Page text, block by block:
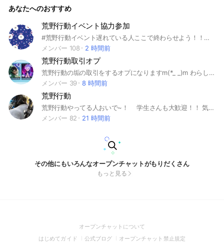
あなたへのおすすめ
荒野行動イベント協力参加
#荒野行動イベント遅れている人ここで終わらせよう！！の会🎂
メンバー 108
2 時間前
荒野行動取引オプ
荒野行動の垢の取引をするオプになりますm(*_ _)m わらしべなど色々可能です！皆でここが一番の詐欺なしオプにしましょう！詐欺りそうな態度や言葉が出てきた場合即蹴り、再参加禁止にしますのでよろしくお願いします🙏詐欺なしオプにする為です。気になる方は是非入ってみてください😊 人が少ないとか関係ありません！ みんなで楽しく取引しましょう😆 入ってきた時に挨拶がない場合も 蹴る対象となります！ 理由は礼儀がなってる人を 前提に入れていますので ご理解の程よろしくお願い致します🙏
メンバー 39
8 時間前
荒野行動
荒野行動やってる人おいで~！ 学生さんも大歓迎！！ 気軽に入ってね！雑談とかしてます！気軽にどうぞ！【暴言はあんまり言わないでね！】 入ったらまずノート確認、記入、挨拶お願いします！ 浮上率多ければ副官なれるかも！！ 【乞食行為、垢販売、垢交換、クレクレ】入ってきたら即強制で抜けさせます。
メンバー 82
21 時間前
その他にもいろんなオープンチャットがもりだくさん
もっと見る
オープンチャットについて
in
はじめてガイド (Open
公式ブログ (Open
オープンチャット禁止規定(Open